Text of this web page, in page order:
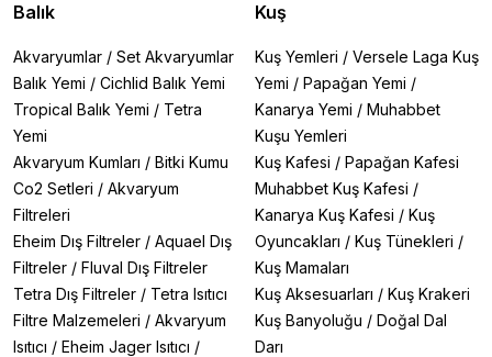
Balık
Akvaryumlar / Set Akvaryumlar
Balık Yemi / Cichlid Balık Yemi
Tropical Balık Yemi / Tetra
Yemi
Akvaryum Kumları / Bitki Kumu
Co2 Setleri / Akvaryum
Filtreleri
Eheim Dış Filtreler / Aquael Dış
Filtreler / Fluval Dış Filtreler
Tetra Dış Filtreler / Tetra Isıtıcı
Filtre Malzemeleri / Akvaryum
Isıtıcı / Eheim Jager Isıtıcı /
Kuş
Kuş Yemleri / Versele Laga Kuş
Yemi / Papağan Yemi /
Kanarya Yemi / Muhabbet
Kuşu Yemleri
Kuş Kafesi / Papağan Kafesi
Muhabbet Kuş Kafesi /
Kanarya Kuş Kafesi / Kuş
Oyuncakları / Kuş Tünekleri /
Kuş Mamaları
Kuş Aksesuarları / Kuş Krakeri
Kuş Banyoluğu / Doğal Dal
Darı